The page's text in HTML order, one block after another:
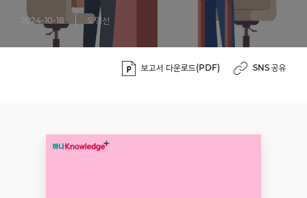
2024-10-18 오영선
보고서 다운로드(PDF) SNS 공유